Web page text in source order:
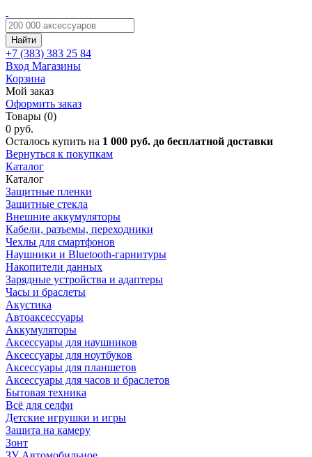
Найти
+7 (383) 383 25 84
Вход Магазины
Корзина
Мой заказ
Оформить заказ
Товары (0)
0 руб.
Осталось купить на 1 000 руб. до бесплатной доставки
Вернуться к покупкам
Каталог
Каталог
Защитные пленки
Защитные стекла
Внешние аккумуляторы
Кабели, разъемы, переходники
Чехлы для смартфонов
Наушники и Bluetooth-гарнитуры
Накопители данных
Зарядные устройства и адаптеры
Часы и браслеты
Акустика
Автоаксессуары
Аккумуляторы
Аксессуары для наушников
Аксессуары для ноутбуков
Аксессуары для планшетов
Аксессуары для часов и браслетов
Бытовая техника
Всё для селфи
Детские игрушки и игры
Защита на камеру
Зонт